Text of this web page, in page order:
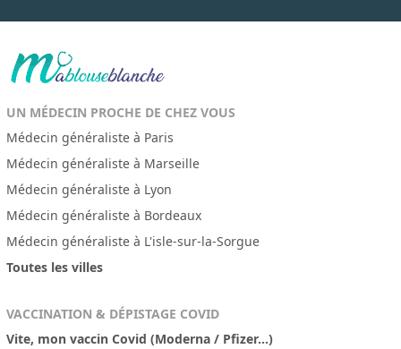
UN MÉDECIN PROCHE DE CHEZ VOUS
Médecin généraliste à Paris
Médecin généraliste à Marseille
Médecin généraliste à Lyon
Médecin généraliste à Bordeaux
Médecin généraliste à L'isle-sur-la-Sorgue
Toutes les villes
VACCINATION & DÉPISTAGE COVID
Vite, mon vaccin Covid (Moderna / Pfizer...)